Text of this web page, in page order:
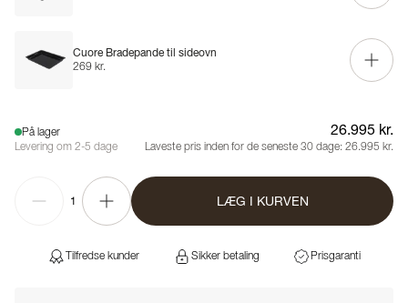
Cuore Bradepande til sideovn
269 kr.
På lager
Levering om 2-5 dage
26.995 kr.
Laveste pris inden for de seneste 30 dage: 26.995 kr.
1 LÆG I KURVEN
Tilfredse kunder Sikker betaling Prisgaranti